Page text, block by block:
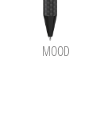
MOOD CARBON